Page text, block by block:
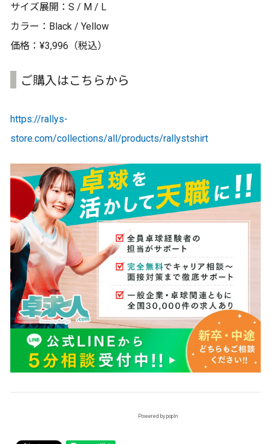
サイズ展開：S / M / L
カラー：Black / Yellow
価格：¥3,996（税込）
ご購入はこちらから
https://rallys-
store.com/collections/all/products/rallystshirt
Powered by popIn